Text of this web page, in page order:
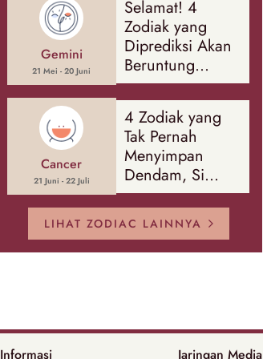
Banyak Hal
Gemini
21 Mei - 20 Juni
Selamat! 4
Zodiak yang
Diprediksi Akan
Beruntung
Sepanjang
Agustus 2026
Cancer
21 Juni - 22 Juli
4 Zodiak yang
Tak Pernah
Menyimpan
Dendam, Si
Paling Mudah
Memaafkan!
LIHAT ZODIAC LAINNYA
Informasi Jaringan Media